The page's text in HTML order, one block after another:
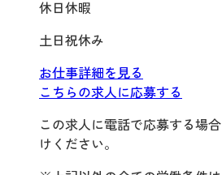
休日休暇
土日祝休み
お仕事詳細を見る
こちらの求人に応募する
この求人に電話で応募する場
けください。